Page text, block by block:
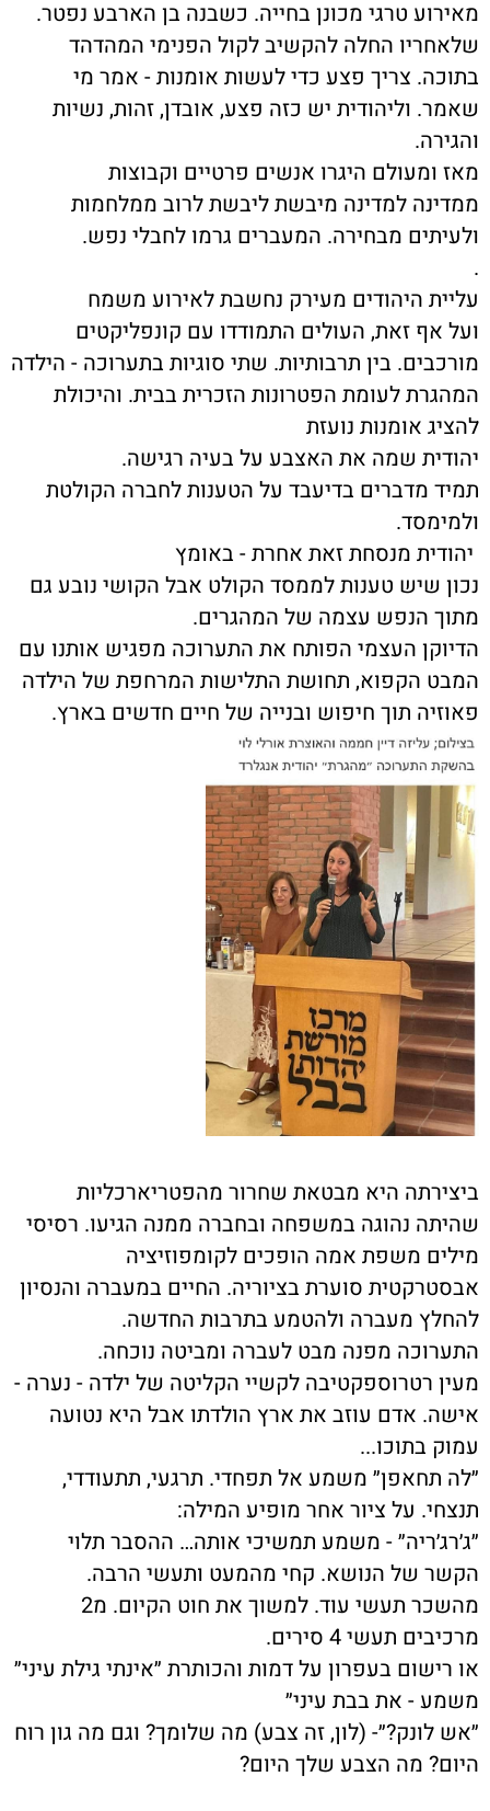
מאירוע טרגי מכונן בחייה. כשבנה בן הארבע נפטר.
שלאחריו החלה להקשיב לקול הפנימי המהדהד
בתוכה. צריך פצע כדי לעשות אומנות - אמר מי
שאמר. וליהודית יש כזה פצע, אובדן, זהות, נשיות
והגירה.
מאז ומעולם היגרו אנשים פרטיים וקבוצות
ממדינה למדינה מיבשת ליבשת לרוב ממלחמות
ולעיתים מבחירה. המעברים גרמו לחבלי נפש.
.
עליית היהודים מעירק נחשבת לאירוע משמח
ועל אף זאת, העולים התמודדו עם קונפליקטים
מורכבים. בין תרבותיות. שתי סוגיות בתערוכה - הילדה
המהגרת לעומת הפטרונות הזכרית בבית. והיכולת
להציג אומנות נועזת
יהודית שמה את האצבע על בעיה רגישה.
תמיד מדברים בדיעבד על הטענות לחברה הקולטת
ולמימסד.
יהודית מנסחת זאת אחרת - באומץ
נכון שיש טענות לממסד הקולט אבל הקושי נובע גם
מתוך הנפש עצמה של המהגרים.
הדיוקן העצמי הפותח את התערוכה מפגיש אותנו עם
המבט הקפוא, תחושת התלישות המרחפת של הילדה
פאוזיה תוך חיפוש ובנייה של חיים חדשים בארץ.
ביצירתה היא מבטאת שחרור מהפטריארכליות
שהיתה נהוגה במשפחה ובחברה ממנה הגיעו. רסיסי
מילים משפת אמה הופכים לקומפוזיציה
אבסטרקטית סוערת בציוריה. החיים במעברה והנסיון
להחלץ מעברה ולהטמע בתרבות החדשה.
התערוכה מפנה מבט לעברה ומביטה נוכחה.
מעין רטרוספקטיבה לקשיי הקליטה של ילדה - נערה -
אישה. אדם עוזב את ארץ הולדתו אבל היא נטועה
עמוק בתוכו...
״לה תחאפן״ משמע אל תפחדי. תרגעי, תתעודדי,
תנצחי. על ציור אחר מופיע המילה:
״ג׳רג׳ריה״ - משמע תמשיכי אותה… ההסבר תלוי
הקשר של הנושא. קחי מהמעט ותעשי הרבה.
מהשכר תעשי עוד. למשוך את חוט הקיום. מ2
מרכיבים תעשי 4 סירים
.
או רישום בעפרון על דמות והכותרת ״אינתי גילת עיני״
משמע - את בבת עיני״
״אש לונק?״- (לון, זה צבע) מה שלומך? וגם מה גון רוח
היום? מה הצבע שלך היום?